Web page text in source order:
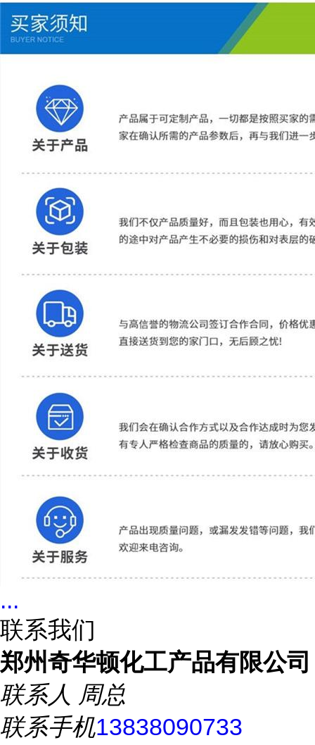
...
联系我们
郑州奇华顿化工产品有限公司
联系人 周总
联系手机13838090733